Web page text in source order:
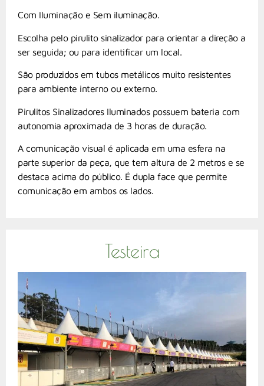
Com Iluminação e Sem iluminação.
Escolha pelo pirulito sinalizador para orientar a direção a
ser seguida; ou para identificar um local.
São produzidos em tubos metálicos muito resistentes
para ambiente interno ou externo.
Pirulitos Sinalizadores Iluminados possuem bateria com
autonomia aproximada de 3 horas de duração.
A comunicação visual é aplicada em uma esfera na
parte superior da peça, que tem altura de 2 metros e se
destaca acima do público. É dupla face que permite
comunicação em ambos os lados.
Testeira